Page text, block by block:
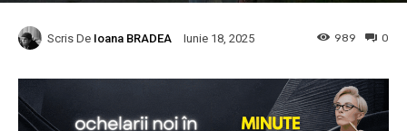
Scris De Ioana BRADEA Iunie 18, 2025 0
989